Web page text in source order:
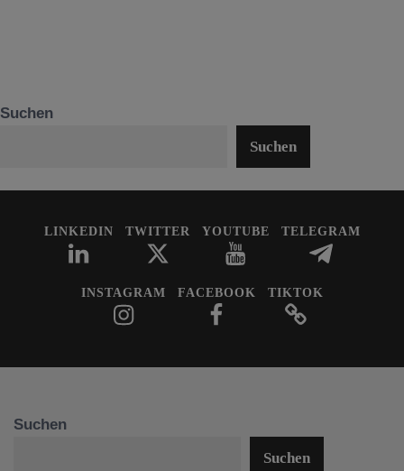
Suchen
Suchen
LINKEDIN TWITTER YOUTUBE TELEGRAM
INSTAGRAM FACEBOOK TIKTOK
Suchen
Suchen